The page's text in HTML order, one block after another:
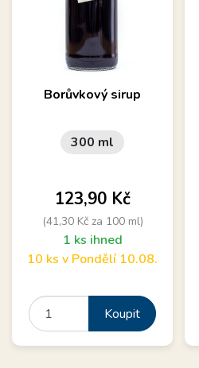
Borůvkový sirup
300 ml
Cena
123,90 Kč
(41,30 Kč za 100 ml)
1 ks ihned
10 ks v Pondělí 10.08.
Koupit